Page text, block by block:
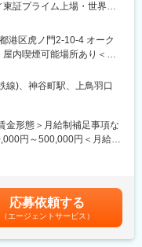
価値’社会課題解決’そのも
得ることのできる活動で
3軸に事業を展開してお
のコロナ禍においても増
存在感のある企業グルー
まな分野で、技術・品
証プライム上場・世界各
】
けた、国内外技術マーケテ
てます。
しました。
水処理EPC等)へ、MABR
す）
港区虎ノ門2-10-4 オーク
内喫煙可能場所あり＜勤
都市南区上鳥羽上調子町2-
囲：会社の定める事業所
線)、神谷町駅、上鳥羽口
金形態＞月給制補足事項な
円～500,000円＜月給＞
額)は固定手当を含めた表記
応募依頼する
（エージェントサービス）